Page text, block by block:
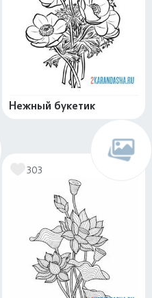
Нежный букетик
303